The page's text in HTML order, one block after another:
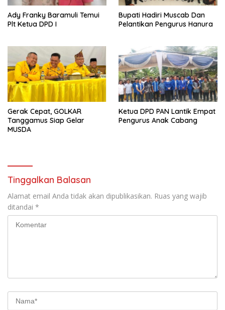
Ady Franky Baramuli Temui
Plt Ketua DPD I
Bupati Hadiri Muscab Dan
Pelantikan Pengurus Hanura
Gerak Cepat, GOLKAR
Tanggamus Siap Gelar
MUSDA
Ketua DPD PAN Lantik Empat
Pengurus Anak Cabang
Tinggalkan Balasan
Alamat email Anda tidak akan dipublikasikan. Ruas yang wajib
ditandai *